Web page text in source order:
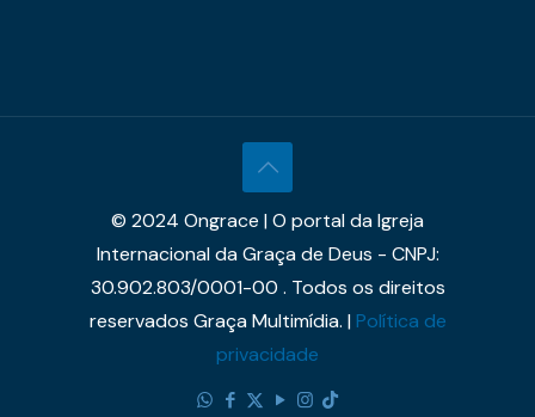
© 2024 Ongrace | O portal da Igreja
Internacional da Graça de Deus - CNPJ:
30.902.803/0001-00 . Todos os direitos
reservados Graça Multimídia. |Política de
privacidade